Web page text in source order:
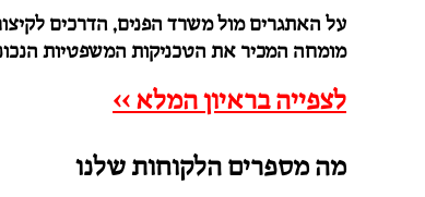
על האתגרים מול משרד הפנים,הדרכים
מומחה המכיר את הטכניקות המשפטיות
לצפייה בראיון המלא >>
מה מספרים הלקוחות שלנו